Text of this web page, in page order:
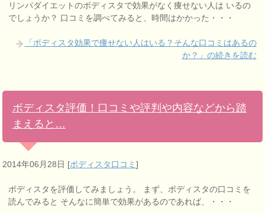
リンパダイエットのボディスタで効果がなく痩せない人は いるの
でしょうか？ 口コミを調べてみると、時間はかかった・・・
「ボディスタ効果で痩せない人はいる？そんな口コミはあるの
か？」の続きを読む
ボディスタ評価！口コミや評判や内容などから踏
まえると…
2014年06月28日 [ボディスタ口コミ]
ボディスタを評価してみましょう。 まず、ボディスタの口コミを
読んでみると そんなに簡単で効果があるのであれば、・・・